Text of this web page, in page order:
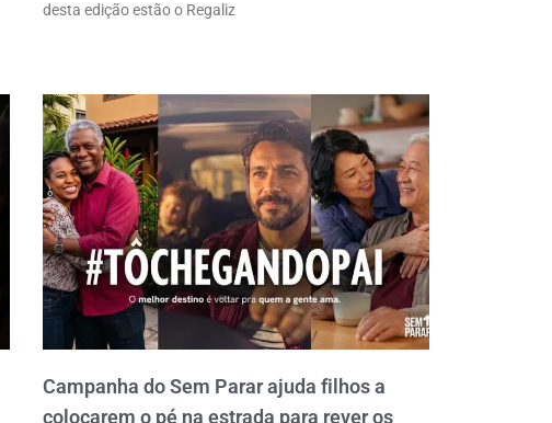
desta edição estão o Regaliz
Campanha do Sem Parar ajuda filhos a
colocarem o pé na estrada para rever os